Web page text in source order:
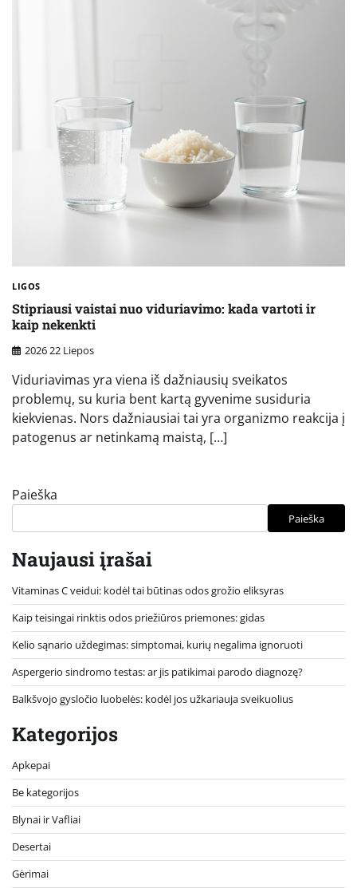
LIGOS
Stipriausi vaistai nuo viduriavimo: kada vartoti ir
kaip nekenkti
2026 22 Liepos
Viduriavimas yra viena iš dažniausių sveikatos
problemų, su kuria bent kartą gyvenime susiduria
kiekvienas. Nors dažniausiai tai yra organizmo reakcija į
patogenus ar netinkamą maistą, […]
Paieška
Paieška
Naujausi įrašai
Vitaminas C veidui: kodėl tai būtinas odos grožio eliksyras
Kaip teisingai rinktis odos priežiūros priemones: gidas
Kelio sąnario uždegimas: simptomai, kurių negalima ignoruoti
Aspergerio sindromo testas: ar jis patikimai parodo diagnozę?
Balkšvojo gysločio luobelės: kodėl jos užkariauja sveikuolius
Kategorijos
Apkepai
Be kategorijos
Blynai ir Vafliai
Desertai
Gėrimai